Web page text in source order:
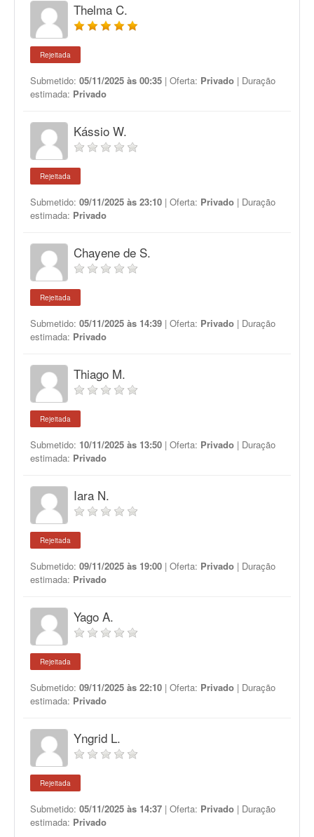
Thelma C.
Rejeitada
Submetido: 05/11/2025 às 00:35 | Oferta: Privado | Duração
estimada: Privado
Kássio W.
Rejeitada
Submetido: 09/11/2025 às 23:10 | Oferta: Privado | Duração
estimada: Privado
Chayene de S.
Rejeitada
Submetido: 05/11/2025 às 14:39 | Oferta: Privado | Duração
estimada: Privado
Thiago M.
Rejeitada
Submetido: 10/11/2025 às 13:50 | Oferta: Privado | Duração
estimada: Privado
Iara N.
Rejeitada
Submetido: 09/11/2025 às 19:00 | Oferta: Privado | Duração
estimada: Privado
Yago A.
Rejeitada
Submetido: 09/11/2025 às 22:10 | Oferta: Privado | Duração
estimada: Privado
Yngrid L.
Rejeitada
Submetido: 05/11/2025 às 14:37 | Oferta: Privado | Duração
estimada: Privado